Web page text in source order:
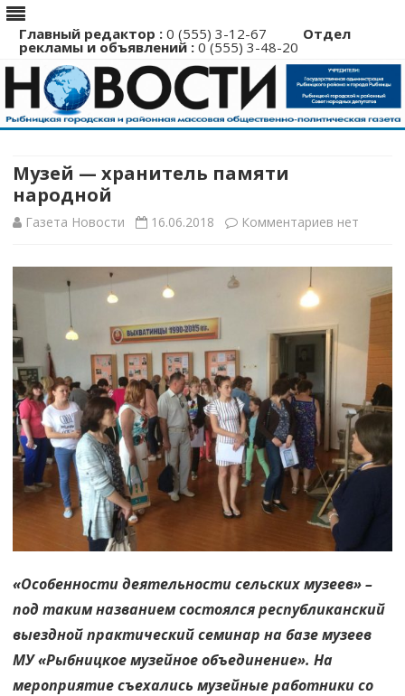
Главный редактор : 0 (555) 3-12-67 Отдел
рекламы и объявлений : 0 (555) 3-48-20
Перейти
Музей — хранитель памяти
народной
Газета Новости 16.06.2018 Комментариев к
хранитель
памяти
народной
нет
«Особенности деятельности сельских музеев» –
под таким названием состоялся республиканский
выездной практический семинар на базе музеев
МУ «Рыбницкое музейное объединение». На
мероприятие съехались музейные работники со